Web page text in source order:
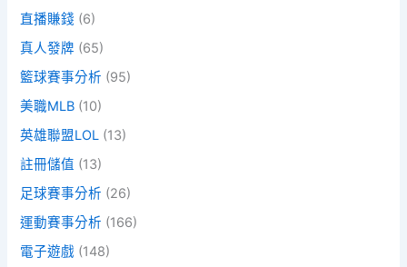
直播賺錢 (6)
真人發牌 (65)
籃球賽事分析 (95)
美職MLB (10)
英雄聯盟LOL (13)
註冊儲值 (13)
足球賽事分析 (26)
運動賽事分析 (166)
電子遊戲 (148)